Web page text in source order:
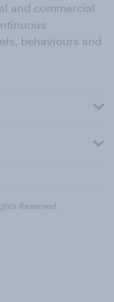
and commercial
behaviours and
Reserved.